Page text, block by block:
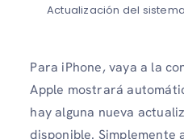
Actualización del
Para iPhone, vaya a la
Apple mostrará
hay alguna nueva
disponible. Simplemente